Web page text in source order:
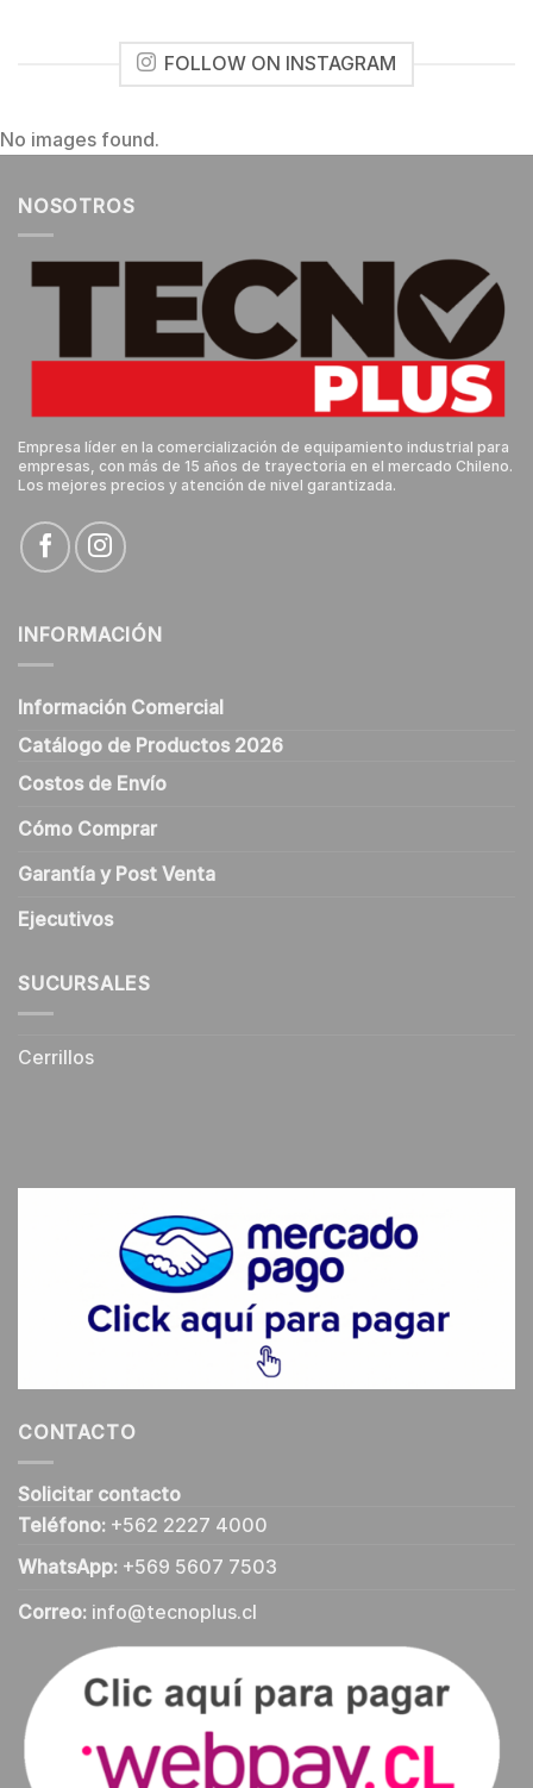
FOLLOW ON INSTAGRAM
No images found.
NOSOTROS
Empresa líder en la comercialización de equipamiento industrial para
empresas, con más de 15 años de trayectoria en el mercado Chileno.
Los mejores precios y atención de nivel garantizada.
INFORMACIÓN
Información Comercial
Catálogo de Productos 2026
Costos de Envío
Cómo Comprar
Garantía y Post Venta
Ejecutivos
SUCURSALES
Cerrillos
CONTACTO
Solicitar contacto
Teléfono: +562 2227 4000
WhatsApp: +569 5607 7503
Correo: info@tecnoplus.cl